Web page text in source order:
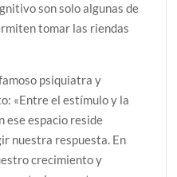
son solo algunas de
tomar las riendas
psiquiatra y
«Entre el estímulo y la
ese espacio reside
nuestra respuesta. En
crecimiento y